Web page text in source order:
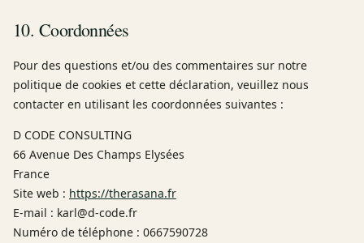
10. Coordonnées
Pour des questions et/ou des commentaires sur notre
politique de cookies et cette déclaration, veuillez nous
contacter en utilisant les coordonnées suivantes :
D CODE CONSULTING
66 Avenue Des Champs Elysées
France
Site web : https://therasana.fr
E-mail : karl@d-code.fr
Numéro de téléphone : 0667590728